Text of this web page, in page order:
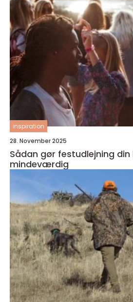
inspiration
28. November 2025
Sådan gør festudlejning din
mindeværdig